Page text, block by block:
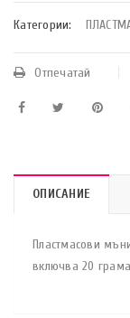
Категории:
Отпечатай
ОПИСАНИЕ
Пластмасови
включва 20